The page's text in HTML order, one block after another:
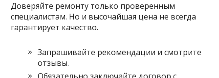
Доверяйте ремонту только проверенным
специалистам. Но и высочайшая цена не всегда
гарантирует качество.
Запрашивайте рекомендации и смотрите
отзывы.